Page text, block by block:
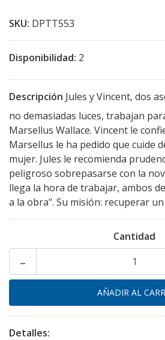
SKU: DPTT553
Disponibilidad: 2
Descripción Jules y Vincent, dos
no demasiadas luces, trabajan
Marsellus Wallace. Vincent le
Marsellus le ha pedido que cuide
mujer. Jules le recomienda
peligroso sobrepasarse con la
llega la hora de trabajar, ambos
a la obra". Su misión: recuperar
Cantidad
-
Detalles: